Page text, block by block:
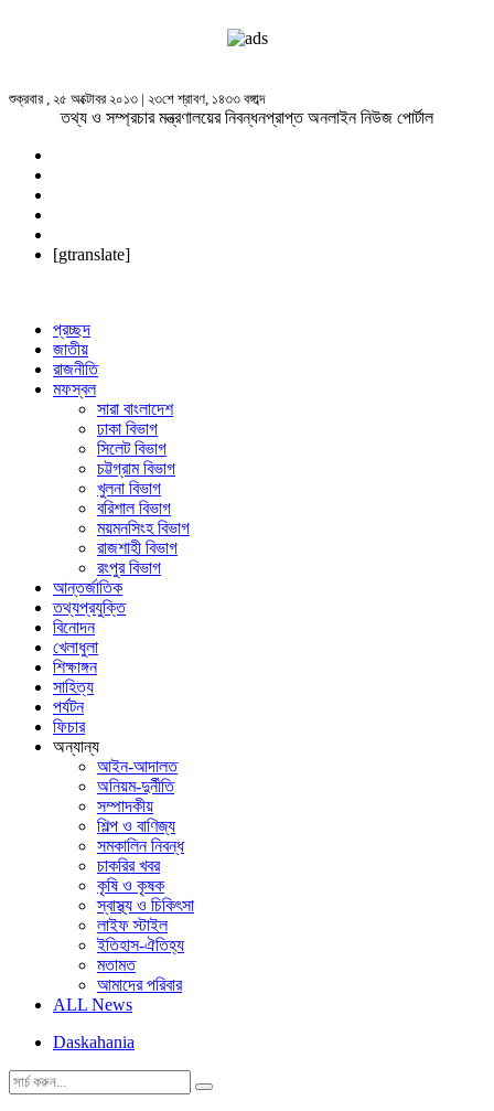
শুক্রবার , ২৫ অক্টোবর ২০১৩ | ২৩শে শ্রাবণ, ১৪৩৩ বঙ্গাব্দ
তথ্য ও সম্প্রচার মন্ত্রণালয়ের নিবন্ধনপ্রাপ্ত অনলাইন নিউজ পোর্টাল
[gtranslate]
প্রচ্ছদ
জাতীয়
রাজনীতি
মফস্বল
সারা বাংলাদেশ
ঢাকা বিভাগ
সিলেট বিভাগ
চট্টগ্রাম বিভাগ
খুলনা বিভাগ
বরিশাল বিভাগ
ময়মনসিংহ বিভাগ
রাজশাহী বিভাগ
রংপুর বিভাগ
আন্তর্জাতিক
তথ্যপ্রযুক্তি
বিনোদন
খেলাধুলা
শিক্ষাঙ্গন
সাহিত্য
পর্যটন
ফিচার
অন্যান্য
আইন-আদালত
অনিয়ম-দুর্নীতি
সম্পাদকীয়
শিল্প ও বাণিজ্য
সমকালিন নিবন্ধ
চাকরির খবর
কৃষি ও কৃষক
স্বাস্থ্য ও চিকিৎসা
লাইফ স্টাইল
ইতিহাস-ঐতিহ্য
মতামত
আমাদের পরিবার
ALL News
Daskahania